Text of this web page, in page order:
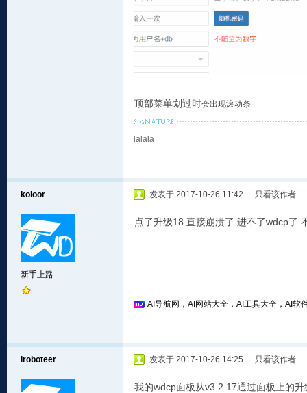
顶部菜单划过时会出现滚动条
lalala
koloor
新手上路
发表于 2017-10-26 11:42 只看该作者
点了升级18 直接崩溃了 进不了wdcp了
AI导航网，AI网站大全，AI工具大全，AI软
iroboteer 发表于 2017-10-26 14:25 只看该作者
我的wdcp面板从v3.2.17通过面板上的